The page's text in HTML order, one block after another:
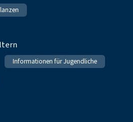
Informationen für Jugendliche